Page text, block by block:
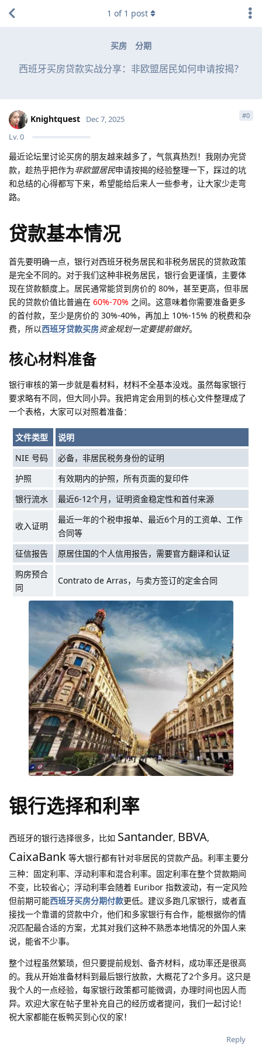
买房 分期
西班牙买房贷款实战分享：非欧盟居民如何申请按揭？
1 of 1 post
Knightquest
Lv.0
Dec 7, 2025 #0
最近论坛里讨论买房的朋友越来越多了，气氛真热烈！我刚办完贷
款，趁热乎把作为非欧盟居民申请按揭的经验整理一下，踩过的坑
和总结的心得都写下来，希望能给后来人一些参考，让大家少走弯
路。
贷款基本情况
首先要明确一点，银行对西班牙税务居民和非税务居民的贷款政策
是完全不同的。对于我们这种非税务居民，银行会更谨慎，主要体
现在贷款额度上。居民通常能贷到房价的 80%，甚至更高，但非居
民的贷款价值比普遍在 60%-70% 之间。这意味着你需要准备更多
的首付款，至少是房价的 30%-40%，再加上 10%-15% 的税费和杂
费，所以西班牙贷款买房资金规划一定要提前做好。
核心材料准备
银行审核的第一步就是看材料，材料不全基本没戏。虽然每家银行
要求略有不同，但大同小异。我把肯定会用到的核心文件整理成了
一个表格，大家可以对照着准备：
文件类型
说明
NIE 号码
必备，非居民税务身份的证明
护照
有效期内的护照，所有页面的复印件
银行流水
最近6-12个月，证明资金稳定性和首付来源
收入证明
最近一年的个税申报单、最近6个月的工资单、工作
合同等
征信报告
原居住国的个人信用报告，需要官方翻译和认证
购房预合
同
Contrato de Arras，与卖方签订的定金合同
银行选择和利率
西班牙的银行选择很多，比如 Santander, BBVA,
CaixaBank 等大银行都有针对非居民的贷款产品。利率主要分
三种：固定利率、浮动利率和混合利率。固定利率在整个贷款期间
不变，比较省心；浮动利率会随着 Euribor 指数波动，有一定风险
但前期可能西班牙买房分期付款更低。建议多跑几家银行，或者直
接找一个靠谱的贷款中介，他们和多家银行有合作，能根据你的情
况匹配最合适的方案，尤其对我们这种不熟悉本地情况的外国人来
说，能省不少事。
整个过程虽然繁琐，但只要提前规划、备齐材料，成功率还是很高
的。我从开始准备材料到最后银行放款，大概花了2个多月。这只是
我个人的一点经验，每家银行政策都可能微调，办理时间也因人而
异。欢迎大家在帖子里补充自己的经历或者提问，我们一起讨论！
祝大家都能在板鸭买到心仪的家！
Reply